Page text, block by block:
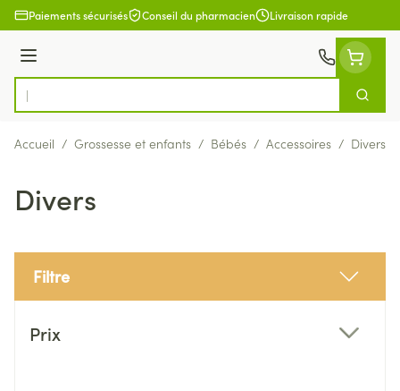
Aller au contenu
Paiements sécurisés Conseil du pharmacien Livraison rapide
Menu
Rechercher
Accueil / Grossesse et enfants / Bébés / Accessoires / Divers
Divers
Filtre
Prix